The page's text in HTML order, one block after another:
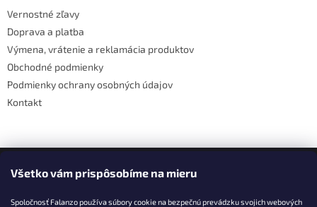
Všetko vám prispôsobíme na mieru
Spoločnosť Falanzo používa súbory cookie na bezpečnú prevádzku svojich webových
Vernostné zľavy
Doprava a platba
Výmena, vrátenie a reklamácia produktov
Obchodné podmienky
Podmienky ochrany osobných údajov
Kontakt
Facebook